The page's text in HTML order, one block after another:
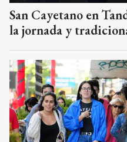
San Cayetano en
la jornada y